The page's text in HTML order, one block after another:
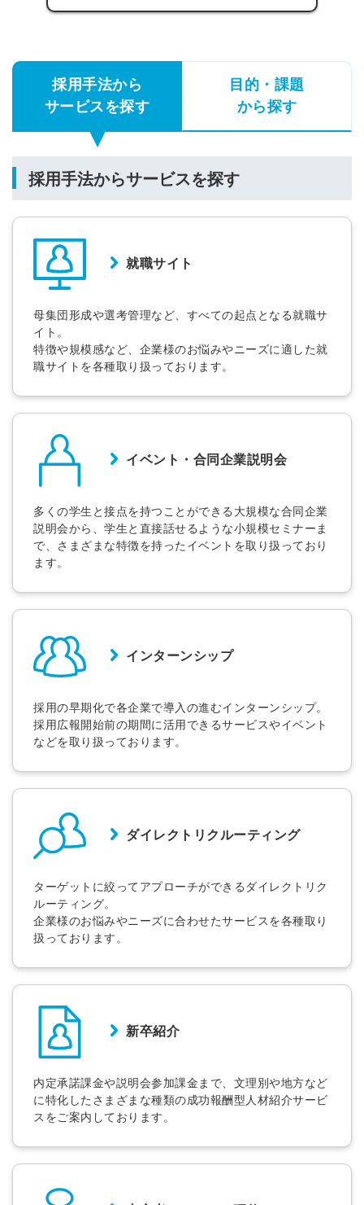
採用手法から
サービスを探す
目的・課題
から探す
採用手法からサービスを探す
就職サイト
母集団形成や選考管理など、すべての起点となる就職サ
イト。
特徴や規模感など、企業様のお悩みやニーズに適した就
職サイトを各種取り扱っております。
イベント・合同企業説明会
多くの学生と接点を持つことができる大規模な合同企業
説明会から、学生と直接話せるような小規模セミナーま
で、さまざまな特徴を持ったイベントを取り扱っており
ます。
インターンシップ
採用の早期化で各企業で導入の進むインターンシップ。
採用広報開始前の期間に活用できるサービスやイベント
などを取り扱っております。
ダイレクトリクルーティング
ターゲットに絞ってアプローチができるダイレクトリク
ルーティング。
企業様のお悩みやニーズに合わせたサービスを各種取り
扱っております。
新卒紹介
内定承諾課金や説明会参加課金まで、文理別や地方など
に特化したさまざまな種類の成功報酬型人材紹介サービ
スをご案内しております。